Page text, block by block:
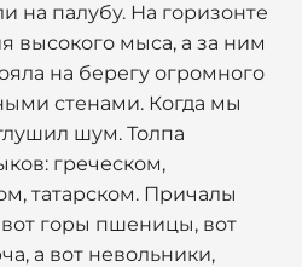
на палубу. На горизонте
высокого мыса, а за ним
на берегу огромного
стенами. Когда мы
шум. Толпа
греческом,
татарском. Причалы
горы пшеницы, вот
а вот невольники,